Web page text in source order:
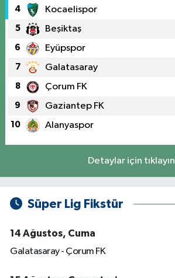
4 Kocaelispor
5 Beşiktaş
6 Eyüpspor
7 Galatasaray
8 Çorum FK
9 Gaziantep FK
10 Alanyaspor
Detaylar için tıklayın
Süper Lig Fikstür
14 Ağustos, Cuma
Galatasaray - Çorum FK